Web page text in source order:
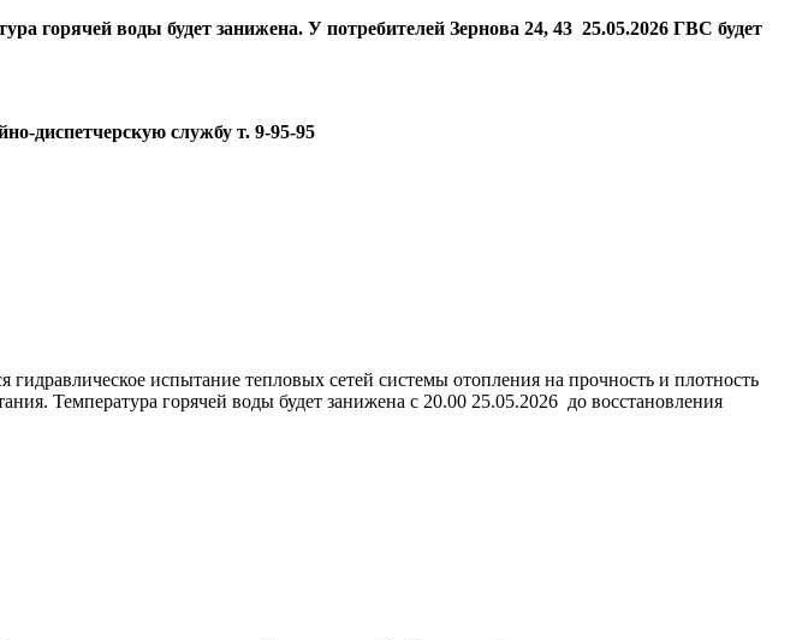
горячей воды будет занижена. У потребителей Зернова 24, 43 25.05.2026 ГВС будет
диспетчерскую службу т. 9-95-95
испытание тепловых сетей системы отопления на прочность и плотность
Температура горячей воды будет занижена с 20.00 25.05.2026 до восстановления